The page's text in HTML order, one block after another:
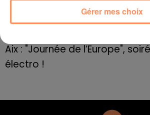
Le rappeur marseillais
E=M6
Aix : "Journée de l’Europe",
électro !
Gérer mes choix